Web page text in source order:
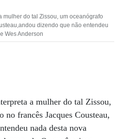
do tal Zissou, um oceanógrafo
dizendo que não entendeu
Wes Anderson
a mulher do tal Zissou,
no francês Jacques Cousteau,
nada desta nova